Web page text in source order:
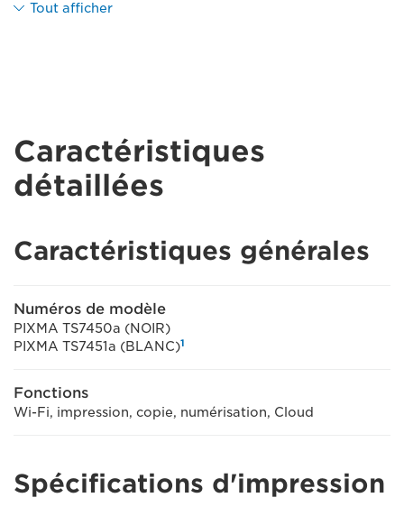
Tout afficher
Caractéristiques
détaillées
Caractéristiques générales
Numéros de modèle
PIXMA TS7450a (NOIR)
PIXMA TS7451a (BLANC)1
Fonctions
Wi-Fi, impression, copie, numérisation, Cloud
Spécifications d'impression